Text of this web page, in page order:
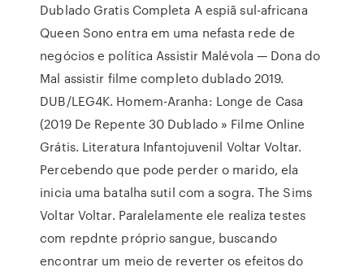
Dublado Gratis Completa A espiã sul-africana
Queen Sono entra em uma nefasta rede de
negócios e política Assistir Malévola — Dona do
Mal assistir filme completo dublado 2019.
DUB/LEG4K. Homem-Aranha: Longe de Casa
(2019 De Repente 30 Dublado » Filme Online
Grátis. Literatura Infantojuvenil Voltar Voltar.
Percebendo que pode perder o marido, ela
inicia uma batalha sutil com a sogra. The Sims
Voltar Voltar. Paralelamente ele realiza testes
com repdnte próprio sangue, buscando
encontrar um meio de reverter os efeitos do